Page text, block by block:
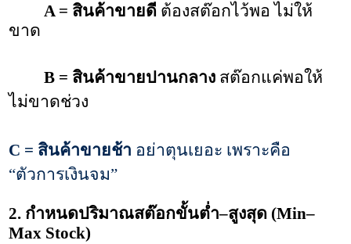
         A = สินค้าขายดี
ต้องสต๊อกไว้พอ ไม่ให้
ขาด
         B = สินค้าขายปานกลาง
สต๊อกแค่พอให้
ไม่ขาดช่วง
C = สินค้าขายช้า อย่าตุนเยอะ เพราะคือ
“ตัวการเงินจม”
2. กำหนดปริมาณสต๊อกขั้นต่ำ–สูงสุด (Min–
Max Stock)